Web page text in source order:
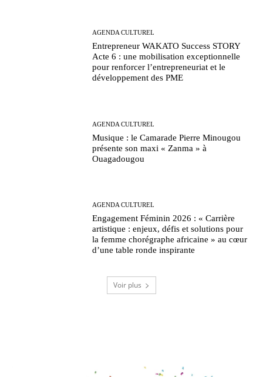
AGENDA CULTUREL
Entrepreneur WAKATO Success STORY
Acte 6 : une mobilisation exceptionnelle
pour renforcer l’entrepreneuriat et le
développement des PME
AGENDA CULTUREL
Musique : le Camarade Pierre Minougou
présente son maxi « Zanma » à
Ouagadougou
AGENDA CULTUREL
Engagement Féminin 2026 : « Carrière
artistique : enjeux, défis et solutions pour
la femme chorégraphe africaine » au cœur
d’une table ronde inspirante
Voir plus